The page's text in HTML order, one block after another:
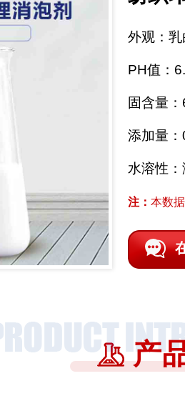
外观：
PH值：
固含量
添加量
水溶性
注： 本数
产